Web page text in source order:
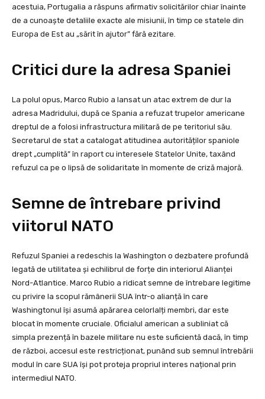
acestuia, Portugalia a răspuns afirmativ solicitărilor chiar înainte
de a cunoaște detaliile exacte ale misiunii, în timp ce statele din
Europa de Est au „sărit în ajutor” fără ezitare.
Critici dure la adresa Spaniei
La polul opus, Marco Rubio a lansat un atac extrem de dur la
adresa Madridului, după ce Spania a refuzat trupelor americane
dreptul de a folosi infrastructura militară de pe teritoriul său.
Secretarul de stat a catalogat atitudinea autorităților spaniole
drept „cumplită” în raport cu interesele Statelor Unite, taxând
refuzul ca pe o lipsă de solidaritate în momente de criză majoră.
Semne de întrebare privind
viitorul NATO
Refuzul Spaniei a redeschis la Washington o dezbatere profundă
legată de utilitatea și echilibrul de forțe din interiorul Alianței
Nord-Atlantice. Marco Rubio a ridicat semne de întrebare legitime
cu privire la scopul rămânerii SUA într-o alianță în care
Washingtonul își asumă apărarea celorlalți membri, dar este
blocat în momente cruciale. Oficialul american a subliniat că
simpla prezență în bazele militare nu este suficientă dacă, în timp
de război, accesul este restricționat, punând sub semnul întrebării
modul în care SUA își pot proteja propriul interes național prin
intermediul NATO.